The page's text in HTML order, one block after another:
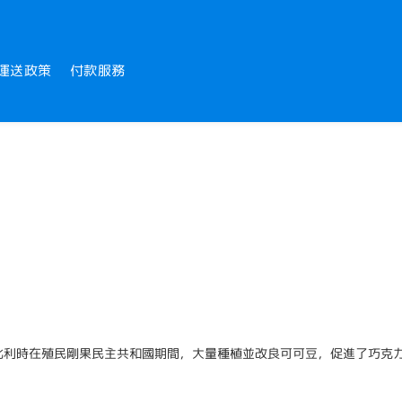
送政策 付款服務
時在殖民剛果民主共和國期間，大量種植並改良可可豆，促進了巧克